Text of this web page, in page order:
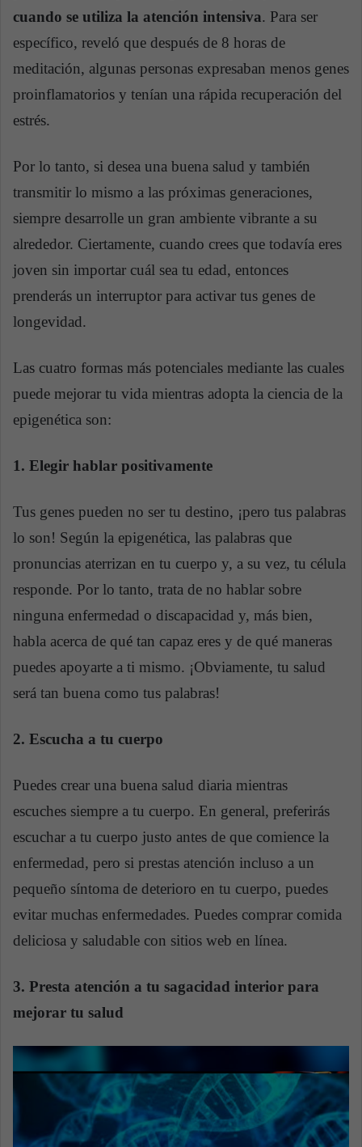
cuando se utiliza la atención intensiva. Para ser
específico, reveló que después de 8 horas de
meditación, algunas personas expresaban menos genes
proinflamatorios y tenían una rápida recuperación del
estrés.
Por lo tanto, si desea una buena salud y también
transmitir lo mismo a las próximas generaciones,
siempre desarrolle un gran ambiente vibrante a su
alrededor. Ciertamente, cuando crees que todavía eres
joven sin importar cuál sea tu edad, entonces
prenderás un interruptor para activar tus genes de
longevidad.
Las cuatro formas más potenciales mediante las cuales
puede mejorar tu vida mientras adopta la ciencia de la
epigenética son:
1. Elegir hablar positivamente
Tus genes pueden no ser tu destino, ¡pero tus palabras
lo son! Según la epigenética, las palabras que
pronuncias aterrizan en tu cuerpo y, a su vez, tu célula
responde. Por lo tanto, trata de no hablar sobre
ninguna enfermedad o discapacidad y, más bien,
habla acerca de qué tan capaz eres y de qué maneras
puedes apoyarte a ti mismo. ¡Obviamente, tu salud
será tan buena como tus palabras!
2. Escucha a tu cuerpo
Puedes crear una buena salud diaria mientras
escuches siempre a tu cuerpo. En general, preferirás
escuchar a tu cuerpo justo antes de que comience la
enfermedad, pero si prestas atención incluso a un
pequeño síntoma de deterioro en tu cuerpo, puedes
evitar muchas enfermedades. Puedes comprar comida
deliciosa y saludable con sitios web en línea.
3. Presta atención a tu sagacidad interior para
mejorar tu salud